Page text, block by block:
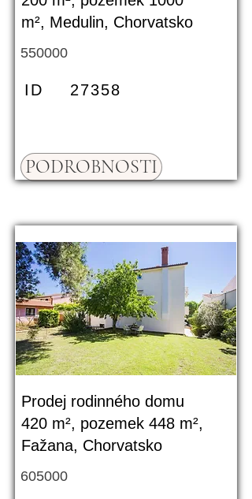
m², Medulin, Chorvatsko
550000
ID 27358
PODROBNOSTI
Prodej rodinného domu
420 m², pozemek 448 m²,
Fažana, Chorvatsko
605000